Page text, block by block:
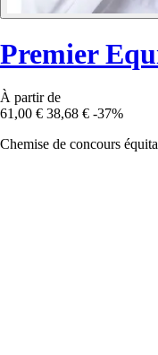
Premier
À partir de
61,00 € 38,68 € -37%
Chemise de concours